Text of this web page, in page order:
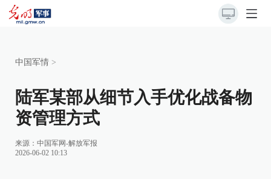
中国军情 >
陆军某部从细节入手优化战备物
资管理方式
来源： 中国军网-解放军报
2026-06-02 10:13